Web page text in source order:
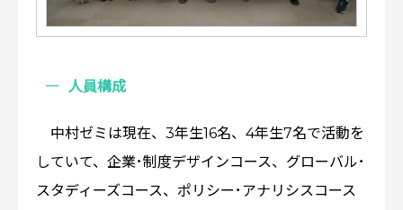
人員構成
中村ゼミは現在、3年生16名、4年生7名で活動を
していて、企業･制度デザインコース、グローバル･
スタディーズコース、ポリシー･アナリシスコース